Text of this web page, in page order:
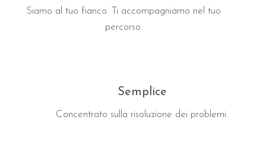
Siamo al tuo fianco. Ti accompagniamo nel tuo
percorso.
Semplice
Concentrato sulla risoluzione dei problemi.